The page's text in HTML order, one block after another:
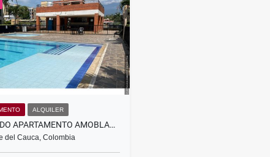
$680.000.000
ALQUILER
ARRIENDO APARTAMENTO AMOBLADO EN KACHIPAY
del Cauca, Colombia